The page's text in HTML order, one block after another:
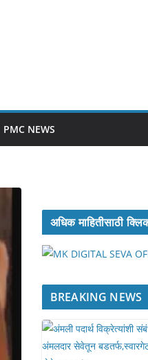
PMC NEWS
अधिक माहितीसाठी
BREAKING NEWS